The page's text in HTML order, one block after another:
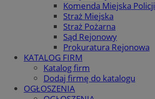
Komenda Miejska Policji
Straż Miejska
Straż Pożarna
Sąd Rejonowy
Prokuratura Rejonowa
KATALOG FIRM
Katalog firm
Dodaj firmę do katalogu
OGŁOSZENIA